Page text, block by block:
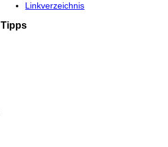
Linkverzeichnis
Tipps